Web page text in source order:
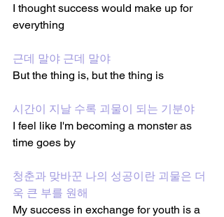
I thought success would make up for
everything
근데 말야 근데 말야
But the thing is, but the thing is
시간이 지날 수록 괴물이 되는 기분야
I feel like I'm becoming a monster as
time goes by
청춘과 맞바꾼 나의 성공이란 괴물은 더
욱 큰 부를 원해
My success in exchange for youth is a